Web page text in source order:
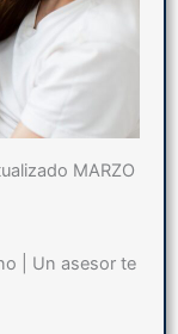
MARZO
| Un asesor te